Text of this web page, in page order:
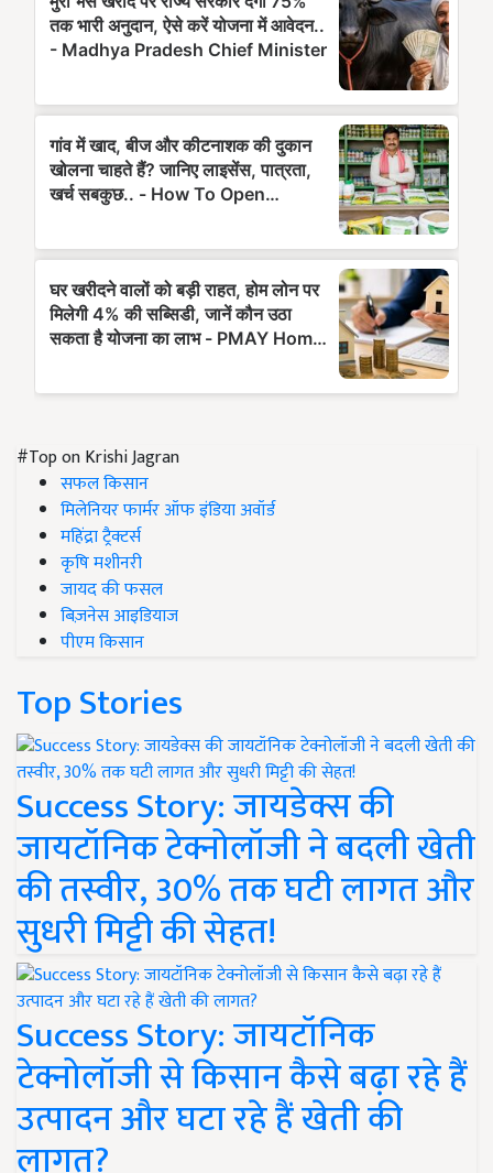
#Top on Krishi Jagran
सफल किसान
मिलेनियर फार्मर ऑफ इंडिया अवॉर्ड
महिंद्रा ट्रैक्टर्स
कृषि मशीनरी
जायद की फसल
बिज़नेस आइडियाज
पीएम किसान
Top Stories
Success Story: जायडेक्स की
जायटॉनिक टेक्नोलॉजी ने बदली खेती
की तस्वीर, 30% तक घटी लागत और
सुधरी मिट्टी की सेहत!
Success Story: जायटॉनिक
टेक्नोलॉजी से किसान कैसे बढ़ा रहे हैं
उत्पादन और घटा रहे हैं खेती की